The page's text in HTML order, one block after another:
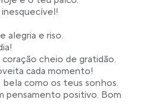
alegria e riso.
cheio de gratidão.
cada momento!
como os teus sonhos.
pensamento positivo. Bom